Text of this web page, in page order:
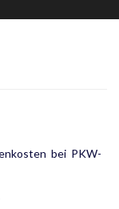
bei PKW-